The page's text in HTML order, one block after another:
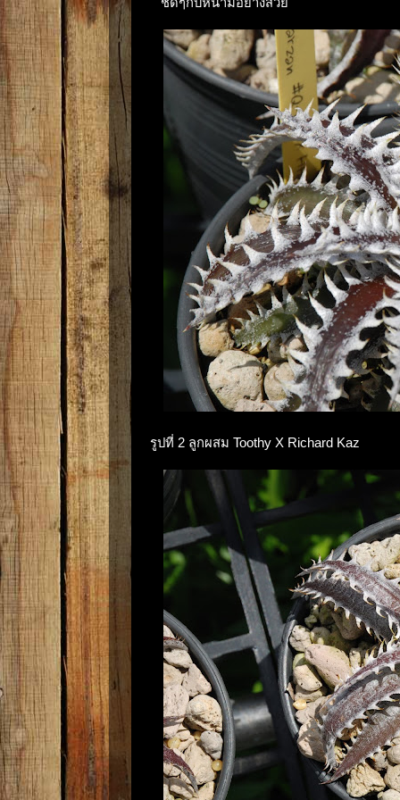
รูปที่ 2 ลูกผสม Toothy X Richard Kaz